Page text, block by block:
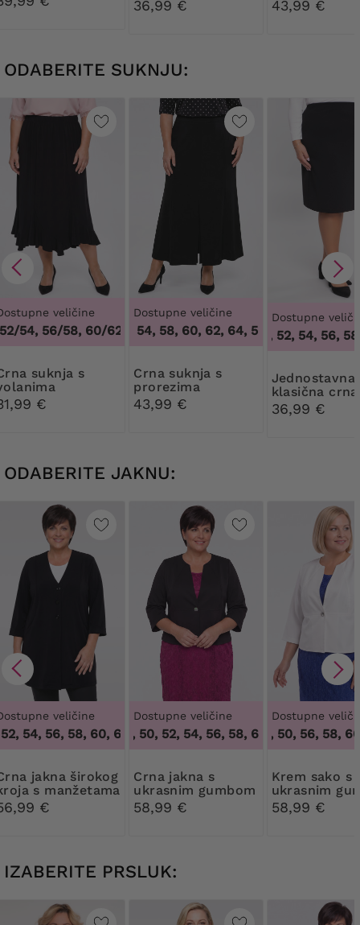
36,99 € 43,99 €
ODABERITE SUKNJU:
veličine
54, 56/58, 60/62, 48/50, 52/54, 56/58, 60/62
s
€
Dostupne veličine
50, 52, 54, 58, 60, 62, 64,50, 52, 54, 58, 60,
Crna suknja s
prorezima
43,99 €
Dostupne
46, 50, 52, 54, 56, 58,
Jednostavna
klasična crna
suknja
36,99 €
ODABERITE JAKNU:
veličine
54, 56, 58, 60, 62, 48, 50, 52, 54, 56, 58, 60, 62
s manžetama
€
Dostupne veličine
46, 48, 50, 52, 54, 56, 58, 60, 62, 64,46, 48,
Crna jakna s
ukrasnim gumbom
58,99 €
Dostupne
46, 48, 50, 56, 58, 60,
Krem sako s
ukrasnim
58,99 €
IZABERITE PRSLUK: